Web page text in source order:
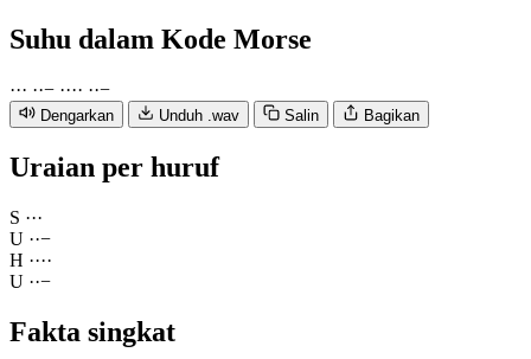
Suhu dalam Kode Morse
··· ··− ···· ··−
Dengarkan Unduh .wav Salin Bagikan
Uraian per huruf
S ···
U ··−
H ····
U ··−
Fakta singkat